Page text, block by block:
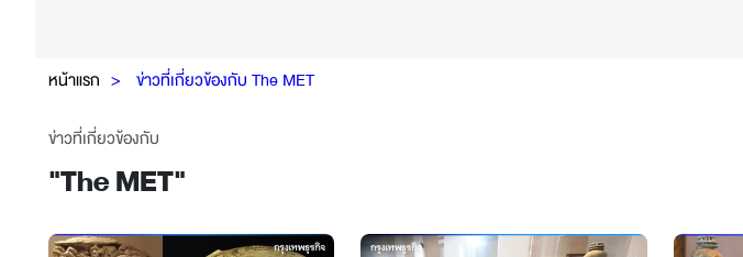
หน้าแรก ข่าวที่เกี่ยวข้องกับ The MET
ข่าวที่เกี่ยวข้องกับ
"The MET"